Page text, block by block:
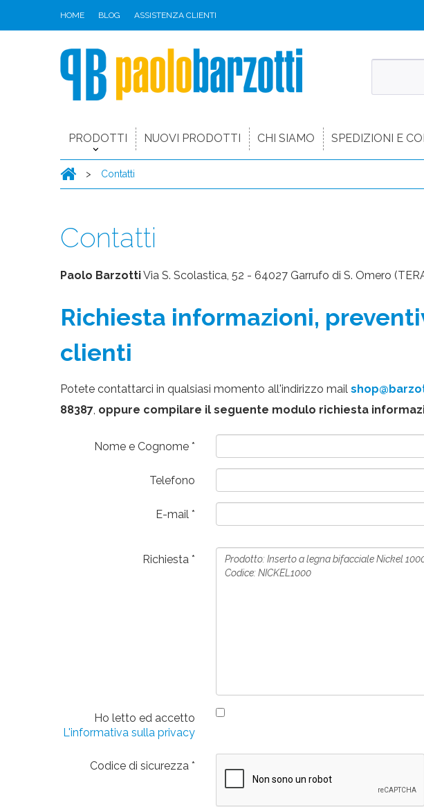
HOME BLOG ASSISTENZA CLIENTI
PRODOTTI NUOVI PRODOTTI CHI SIAMO SPEDIZIONI E
> Contatti
Contatti
Paolo BarzottiVia S. Scolastica, 52 - 64027 Garrufo di S. Omero
Richiesta informazioni,
clienti
Potete contattarci in qualsiasi momento all'indirizzo mail
88387, oppure compilare il seguente modulo richiesta
Nome e Cognome
Telefono
E-mail
Richiesta
Ho letto ed accetto
L'informativa sulla privacy
Codice di sicurezza